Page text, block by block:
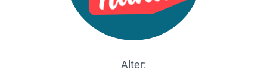
Alter: